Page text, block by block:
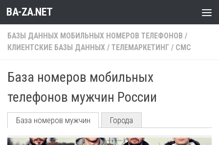
Перейти к содержимому
BA-ZA.NET
БАЗЫ ДАННЫХ МОБИЛЬНЫХ НОМЕРОВ ТЕЛЕФОНОВ /
КЛИЕНТСКИЕ БАЗЫ ДАННЫХ / ТЕЛЕМАРКЕТИНГ / СМС
База номеров мобильных
телефонов мужчин России
База номеров мужчин Города